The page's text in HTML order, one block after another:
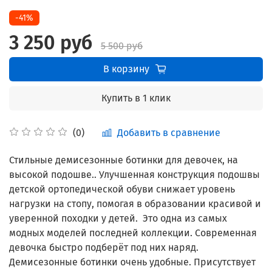
(0) Добавить в сравнение
-41%
3 250 руб
5 500 руб
В корзину
Купить в 1 клик
Стильные демисезонные ботинки для девочек, на
высокой подошве.. Улучшенная конструкция подошвы
детской ортопедической обуви снижает уровень
нагрузки на стопу, помогая в образовании красивой и
уверенной походки у детей. Это одна из самых
модных моделей последней коллекции. Современная
девочка быстро подберёт под них наряд.
Демисезонные ботинки очень удобные. Присутствует